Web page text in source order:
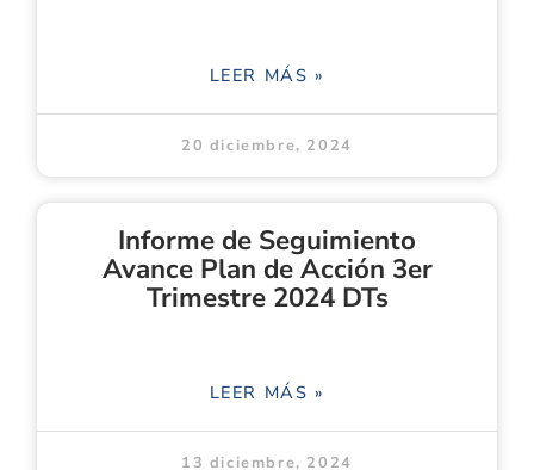
LEER MÁS »
20 diciembre, 2024
Informe de Seguimiento
Avance Plan de Acción 3er
Trimestre 2024 DTs
LEER MÁS »
13 diciembre, 2024